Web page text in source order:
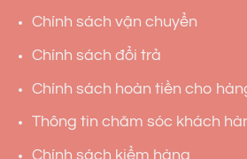
Chính sách vận chuyển
Chính sách đổi trả
Chính sách hoàn tiền cho
Thông tin chăm sóc khách
Chính sách kiểm hàng